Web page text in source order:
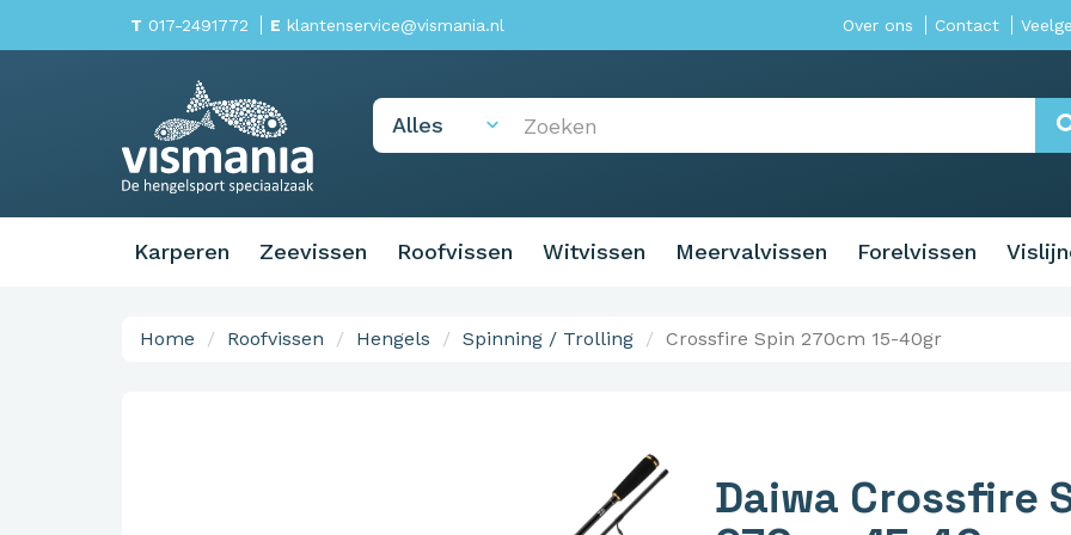
T 017-2491772 E klantenservice@vismania.nl Over ons Contact
Karperen Zeevissen Roofvissen Witvissen Meervalvissen Forelvissen
Home Roofvissen Hengels Spinning / Trolling Crossfire Spin 270cm 15-40gr
Daiwa Crossfire